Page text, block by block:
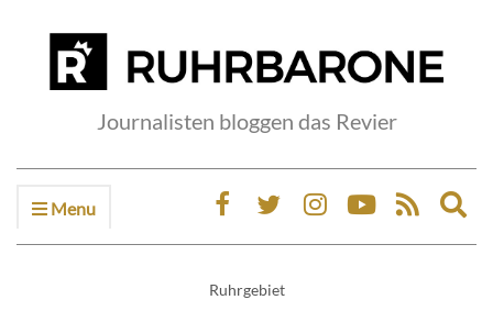
Journalisten bloggen das Revier
Menu
Ruhrgebiet